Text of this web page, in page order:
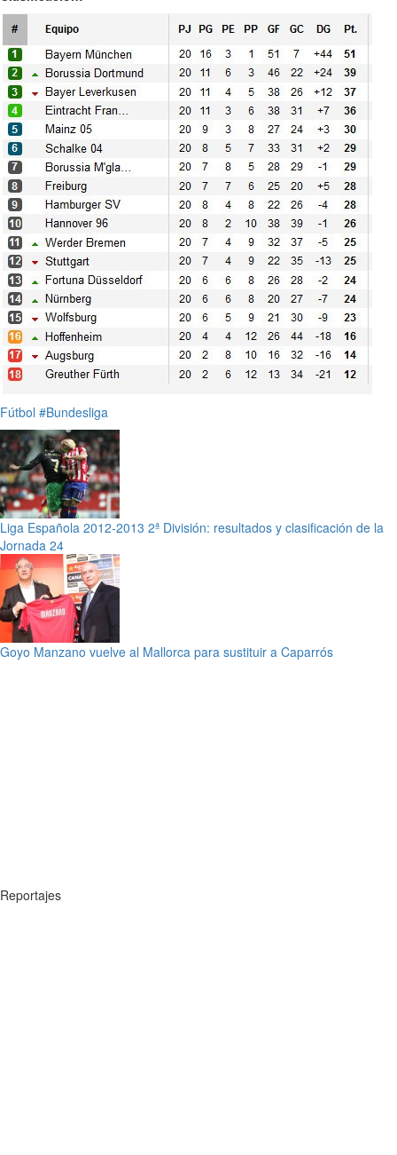
Fútbol #Bundesliga
Liga Española 2012-2013 2ª División: resultados y clasificación de la
Jornada 24
Goyo Manzano vuelve al Mallorca para sustituir a Caparrós
Reportajes